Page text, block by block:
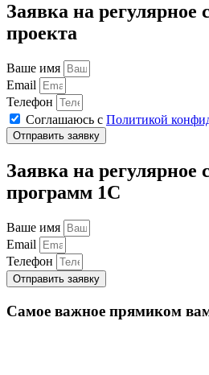
Заявка на регулярное
проекта
Ваше имя
Email
Телефон
Соглашаюсь с Политикой
Отправить заявку
Заявка на регулярное
программ 1С
Ваше имя
Email
Телефон
Отправить заявку
Самое важное прямиком